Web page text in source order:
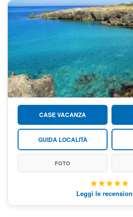
CASE VACANZA
GUIDA LOCALITÀ
FOTO
Leggi le